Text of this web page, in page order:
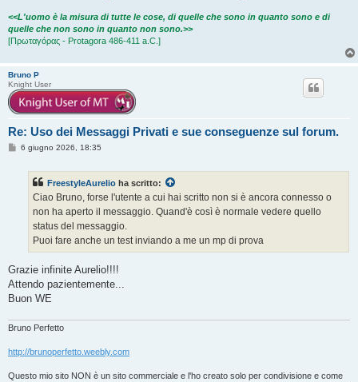
<<L'uomo è la misura di tutte le cose, di quelle che sono in quanto sono e di
quelle che non sono in quanto non sono.>>
[Πρωταγόρας - Protagora 486-411 a.C.]
Bruno P
Knight User
Re: Uso dei Messaggi Privati e sue conseguenze sul forum.
M6 giugno 2026, 18:35
FreestyleAurelio ha scritto:
Ciao Bruno, forse l'utente a cui hai scritto non si è ancora connesso o
non ha aperto il messaggio. Quand'è così è normale vedere quello
status del messaggio.
Puoi fare anche un test inviando a me un mp di prova
Grazie infinite Aurelio!!!!
Attendo pazientemente...
Buon WE
Bruno Perfetto
http://brunoperfetto.weebly.com
Questo mio sito NON è un sito commerciale e l'ho creato solo per condivisione e come